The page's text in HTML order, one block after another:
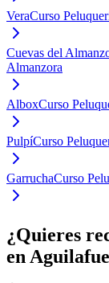
VeraCurso
Cuevas del
Almanzora
AlboxCurso
PulpíCurso
GarruchaCurso
¿Quieres
en